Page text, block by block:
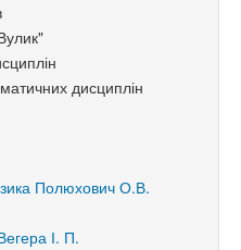
дисциплін
Полюхович О.В.
І. П.